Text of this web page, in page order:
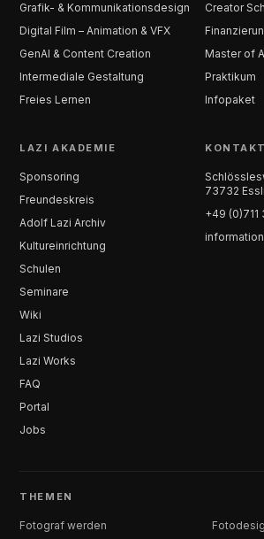
Grafik- & Kommunikationsdesign
Digital Film – Animation & VFX
GenAI & Content Creation
Intermediale Gestaltung
Freies Lernen
Creator
Master of
Praktikum
Infopaket
LAZI AKADEMIE
Sponsoring
Freundeskreis
Adolf Lazi Archiv
Kultureinrichtung
Schulen
Seminare
Wiki
Lazi Studios
Lazi Works
FAQ
Portal
Jobs
KONTAKT
73732
+49 (0)711
THEMEN
Fotograf werden